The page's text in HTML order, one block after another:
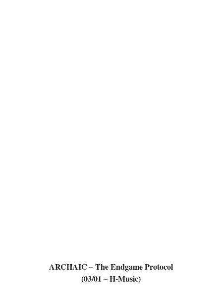
ARCHAIC – The Endgame Protocol
(03/01 – H-Music)